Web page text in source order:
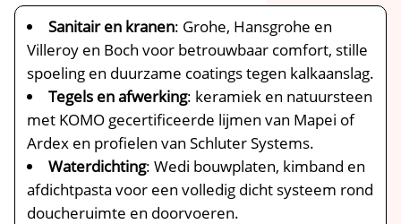
Sanitair en kranen: Grohe, Hansgrohe en
Villeroy en Boch voor betrouwbaar comfort, stille
spoeling en duurzame coatings tegen kalkaanslag.​
Tegels en afwerking: keramiek en natuursteen
met KOMO gecertificeerde lijmen van Mapei of
Ardex en profielen van Schluter Systems.​
Waterdichting: Wedi bouwplaten, kimband en
afdichtpasta voor een volledig dicht systeem rond
doucheruimte en doorvoeren.​